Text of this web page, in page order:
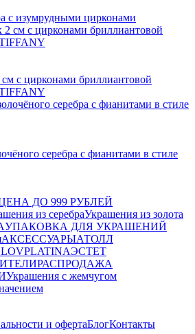
с изумрудными цирконами
с цирконами бриллиантовой
серебра с фианитами в стиле
ДО 999 РУБЛЕЙ
из серебраУкрашения из золота
УПАКОВКА ДЛЯ УКРАШЕНИЙ
АКСЕССУАРЫАТОЛЛ
PLATINAЭСТЕТ
РАСПРОДАЖА
Украшения с жемчугом
и офертаБлогКонтакты